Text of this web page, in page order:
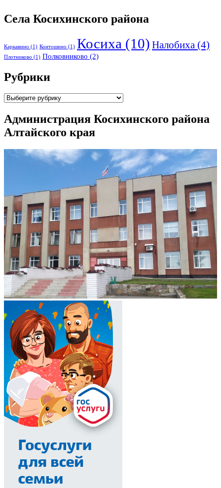
Села Косихинского района
Каркавино (1) Контошино (1) Косиха (10) Налобиха (4)
Плотниково (1) Полковниково (2)
Рубрики
Рубрики
Администрация Косихинского района
Алтайского края